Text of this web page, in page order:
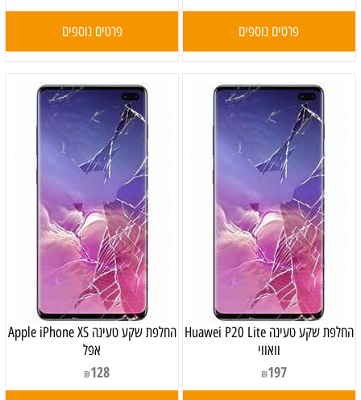
פרטים נוספים פרטים נוספים
‏החלפת שקע טעינה Huawei P20 Lite
וואווי
₪197
‏החלפת שקע טעינה Apple iPhone XS
אפל
₪128